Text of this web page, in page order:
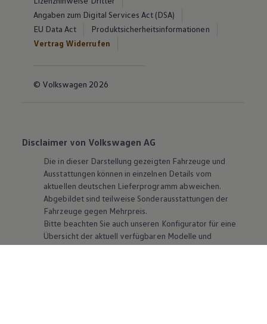
Angaben zum Digital Services Act (DSA)
EU Data Act
Produktsicherheitsinformationen
Vertrag Widerrufen
© Volkswagen 2026
Disclaimer von Volkswagen AG
Die in dieser Darstellung gezeigten Fahrzeuge und
Ausstattungen können in einzelnen Details vom
aktuellen deutschen Lieferprogramm abweichen.
Abgebildet sind teilweise Sonderausstattungen der
Fahrzeuge gegen Mehrpreis.
Bitte beachten Sie auch unseren Konfigurator für eine
Übersicht der aktuell verfügbaren Modelle und
Ausstattungen.